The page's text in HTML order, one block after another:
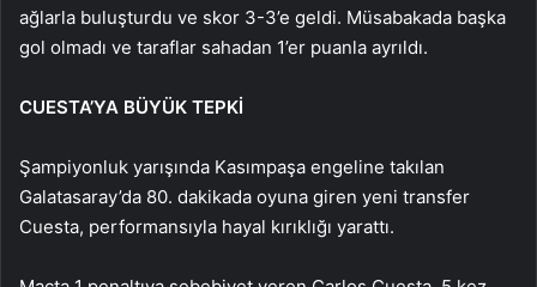
ağlarla buluşturdu ve skor 3-3’e geldi. Müsabakada başka
gol olmadı ve taraflar sahadan 1’er puanla ayrıldı.
CUESTA’YA BÜYÜK TEPKİ
Şampiyonluk yarışında Kasımpaşa engeline takılan
Galatasaray’da 80. dakikada oyuna giren yeni transfer
Cuesta, performansıyla hayal kırıklığı yarattı.